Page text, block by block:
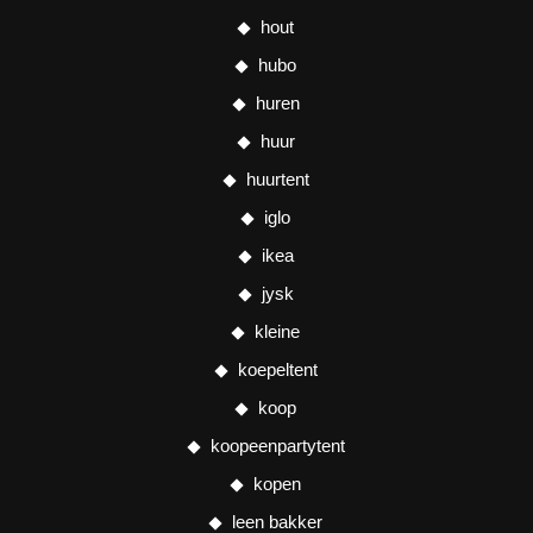
hout
hubo
huren
huur
huurtent
iglo
ikea
jysk
kleine
koepeltent
koop
koopeenpartytent
kopen
leen bakker